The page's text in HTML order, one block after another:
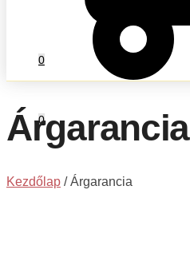
0
0
Árgarancia
Kezdőlap /Árgarancia